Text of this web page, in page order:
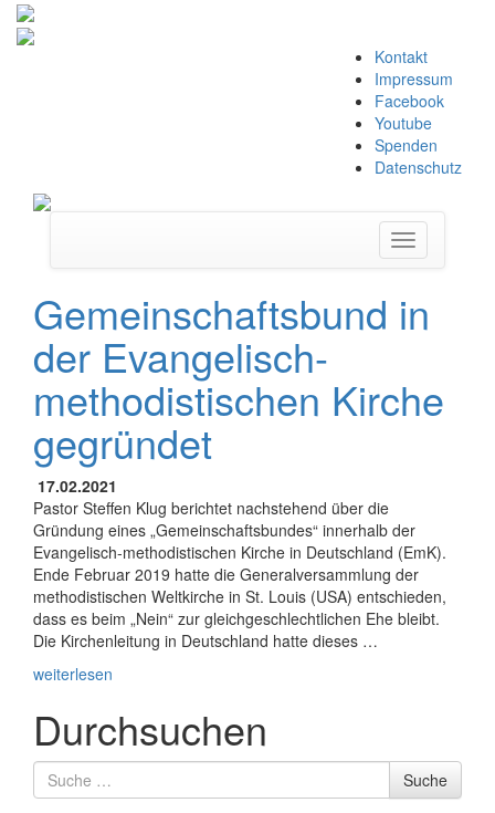
Kontakt
Impressum
Facebook
Youtube
Spenden
Datenschutz
Navigation
umschalten
Gemeinschaftsbund in
der Evangelisch-
methodistischen Kirche
gegründet
17.02.2021
Pastor Steffen Klug berichtet nachstehend über die
Gründung eines „Gemeinschaftsbundes“ innerhalb der
Evangelisch-methodistischen Kirche in Deutschland (EmK).
Ende Februar 2019 hatte die Generalversammlung der
methodistischen Weltkirche in St. Louis (USA) entschieden,
dass es beim „Nein“ zur gleichgeschlechtlichen Ehe bleibt.
Die Kirchenleitung in Deutschland hatte dieses …
weiterlesen
Durchsuchen
Suche
nach
Suche